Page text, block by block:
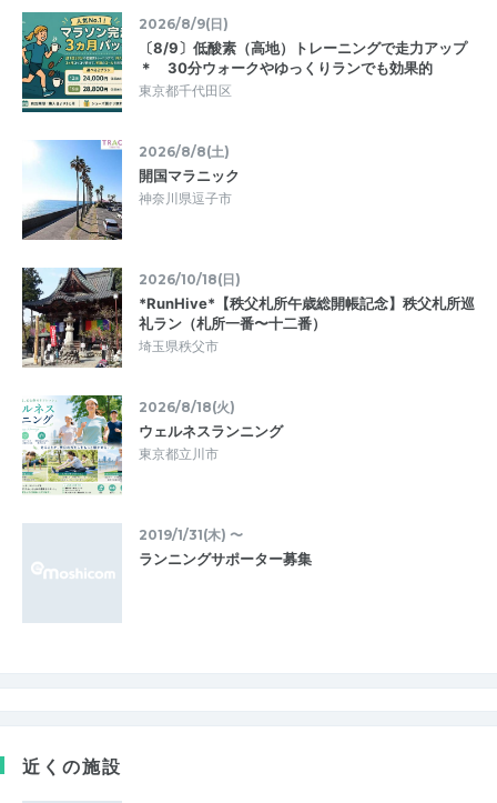
2026/8/9(日)
〔8/9〕低酸素（高地）トレーニングで走力アップ
＊ 30分ウォークやゆっくりランでも効果的
東京都千代田区
2026/8/8(土)
開国マラニック
神奈川県逗子市
2026/10/18(日)
*RunHive*【秩父札所午歳総開帳記念】秩父札所巡
礼ラン（札所一番〜十二番）
埼玉県秩父市
2026/8/18(火)
ウェルネスランニング
東京都立川市
2019/1/31(木) 〜
ランニングサポーター募集
近くの施設